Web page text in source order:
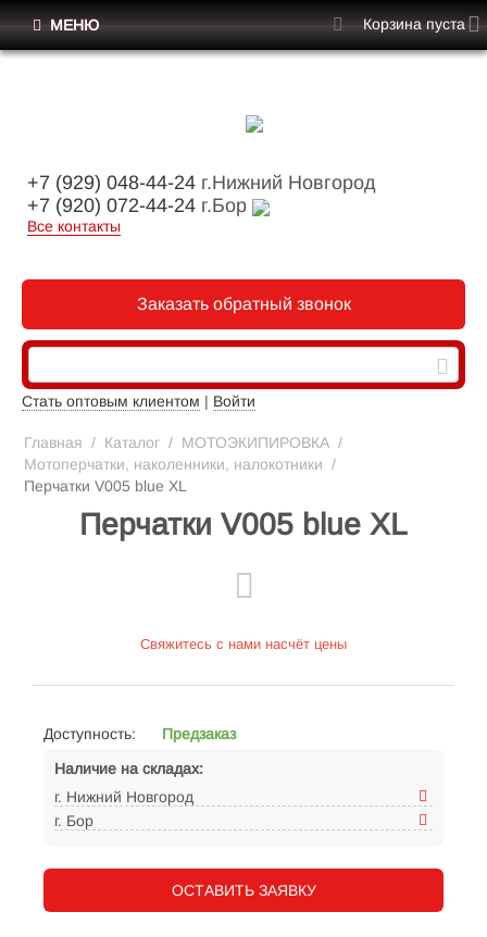
+7 (929) 048-44-24 г.Нижний Новгород
+7 (920) 072-44-24 г.Бор
Все контакты
Заказать обратный звонок
Стать оптовым клиентом | Войти
МЕНЮ Корзина пуста
Главная / Каталог / МОТОЭКИПИРОВКА /
Мотоперчатки, наколенники, налокотники /
Перчатки V005 blue XL
Перчатки V005 blue XL
Свяжитесь с нами насчёт цены
Доступность:
Предзаказ
Наличие на складах:
г. Нижний Новгород
г. Бор
ОСТАВИТЬ ЗАЯВКУ